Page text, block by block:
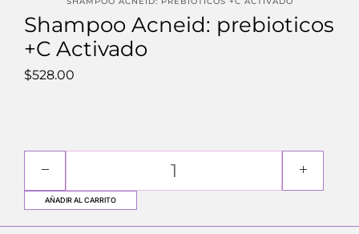
Shampoo Acneid: prebioticos
+C Activado
$528.00
AÑADIR AL CARRITO